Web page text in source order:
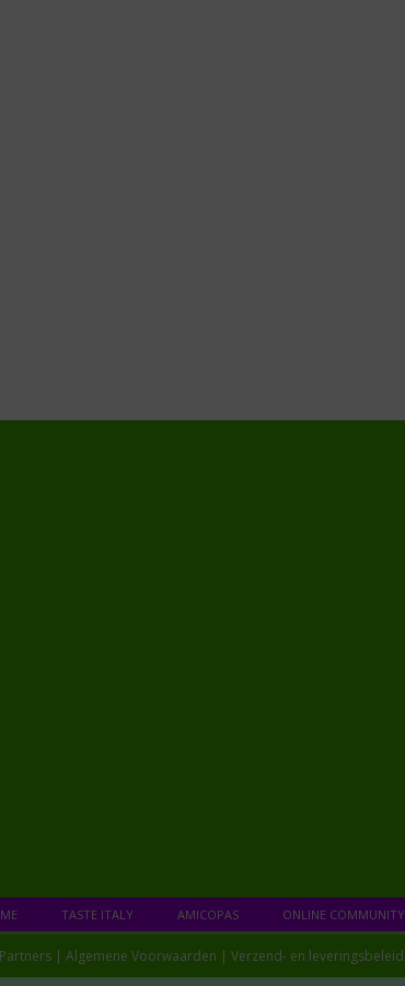
TASTE ITALY AMICOPAS ONLINE COMMUNITY
Partners| Algemene Voorwaarden | Verzend- en leveringsbeleid